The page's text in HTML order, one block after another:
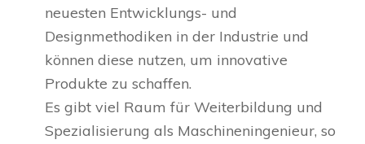
neuesten Entwicklungs- und
Designmethodiken in der Industrie und
können diese nutzen, um innovative
Produkte zu schaffen.
Es gibt viel Raum für Weiterbildung und
Spezialisierung als Maschineningenieur, so